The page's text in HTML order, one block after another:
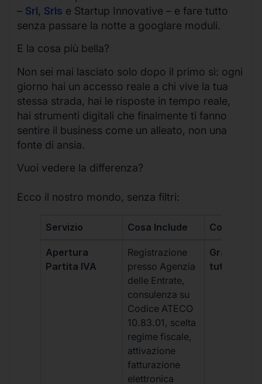
– Srl, Srls e Startup Innovative – e fare tutto
senza passare la notte a googlare moduli.
E la cosa più bella?
Non sei mai lasciato solo dopo il primo sì: ogni
giorno hai un accesso reale a chi vive la tua
stessa strada, hai le risposte in tempo reale,
hai strumenti digitali che finalmente ti fanno
sentire il business come un alleato, non una
fonte di ansia.
Vuoi vedere la differenza?
Ecco il nostro mondo, senza filtri:
Servizio Cosa Include Costo
Apertura
Partita IVA
Registrazione
presso Agenzia
delle Entrate,
consulenza su
Codice ATECO
10.83.01, scelta
regime fiscale,
attivazione
fatturazione
elettronica
Gratis,
tutti i piani